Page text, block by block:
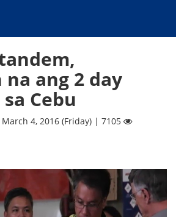
ang 2 day
Cebu
4, 2016 (Friday) | 7105